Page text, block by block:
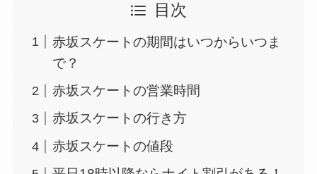
目次
赤坂スケートの期間はいつからいつま
で？
赤坂スケートの営業時間
赤坂スケートの行き方
赤坂スケートの値段